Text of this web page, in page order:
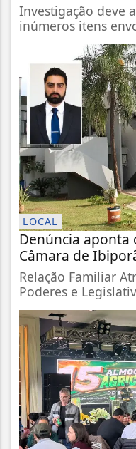
Investigação deve
inúmeros itens
LOCAL
Denúncia aponta
Câmara de
Relação Familiar
Poderes e